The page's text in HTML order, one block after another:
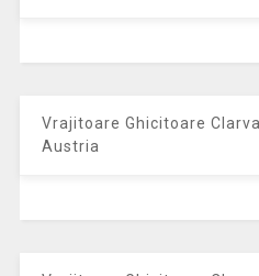
Vrajitoare Ghicitoare
Austria